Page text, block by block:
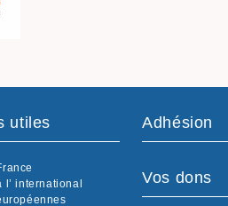
utiles
l’ international
Adhésion
Vos dons